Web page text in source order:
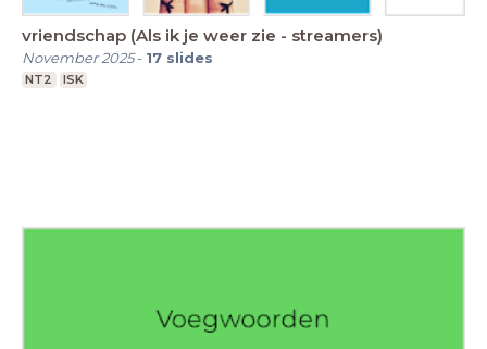
vriendschap (Als ik je weer zie - streamers)
November 2025- 17 slides
NT2 ISK